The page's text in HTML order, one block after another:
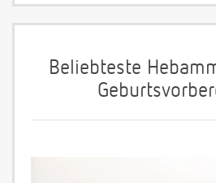
Beliebteste